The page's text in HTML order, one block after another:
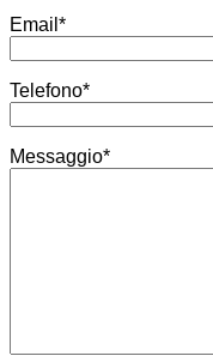
Email*
Telefono*
Messaggio*